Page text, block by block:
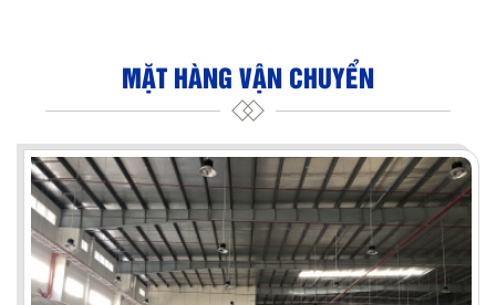
MẶT HÀNG VẬN CHUYỂN